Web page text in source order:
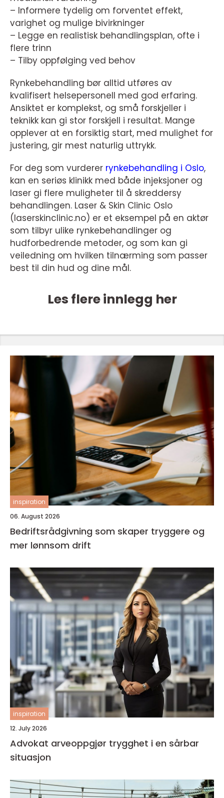
– Informere tydelig om forventet effekt,
varighet og mulige bivirkninger
– Legge en realistisk behandlingsplan, ofte i
flere trinn
– Tilby oppfølging ved behov
Rynkebehandling bør alltid utføres av
kvalifisert helsepersonell med god erfaring.
Ansiktet er komplekst, og små forskjeller i
teknikk kan gi stor forskjell i resultat. Mange
opplever at en forsiktig start, med mulighet for
justering, gir mest naturlig uttrykk.
For deg som vurderer rynkebehandling i Oslo,
kan en seriøs klinikk med både injeksjoner og
laser gi flere muligheter til å skreddersy
behandlingen. Laser & Skin Clinic Oslo
(laserskinclinic.no) er et eksempel på en aktør
som tilbyr ulike rynkebehandlinger og
hudforbedrende metoder, og som kan gi
veiledning om hvilken tilnærming som passer
best til din hud og dine mål.
Les flere innlegg her
inspiration
06. August 2026
Bedriftsrådgivning som skaper tryggere og
mer lønnsom drift
inspiration
12. July 2026
Advokat arveoppgjør trygghet i en sårbar
situasjon